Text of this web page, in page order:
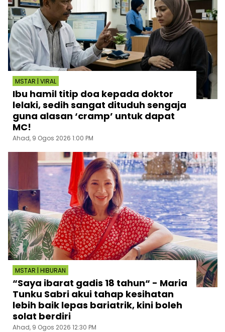
MSTAR | VIRAL
Ibu hamil titip doa kepada doktor
lelaki, sedih sangat dituduh sengaja
guna alasan ‘cramp’ untuk dapat
MC!
Ahad, 9 Ogos 2026 1:00 PM
MSTAR | HIBURAN
“Saya ibarat gadis 18 tahun“ - Maria
Tunku Sabri akui tahap kesihatan
lebih baik lepas bariatrik, kini boleh
solat berdiri
Ahad, 9 Ogos 2026 12:30 PM